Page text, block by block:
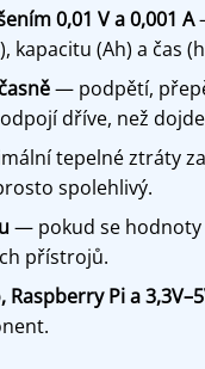
0,01 V a 0,001 A
kapacitu (Ah) a čas
— podpětí,
dříve, než
tepelné ztráty
spolehlivý.
— pokud se hodnoty
přístrojů.
Pi a